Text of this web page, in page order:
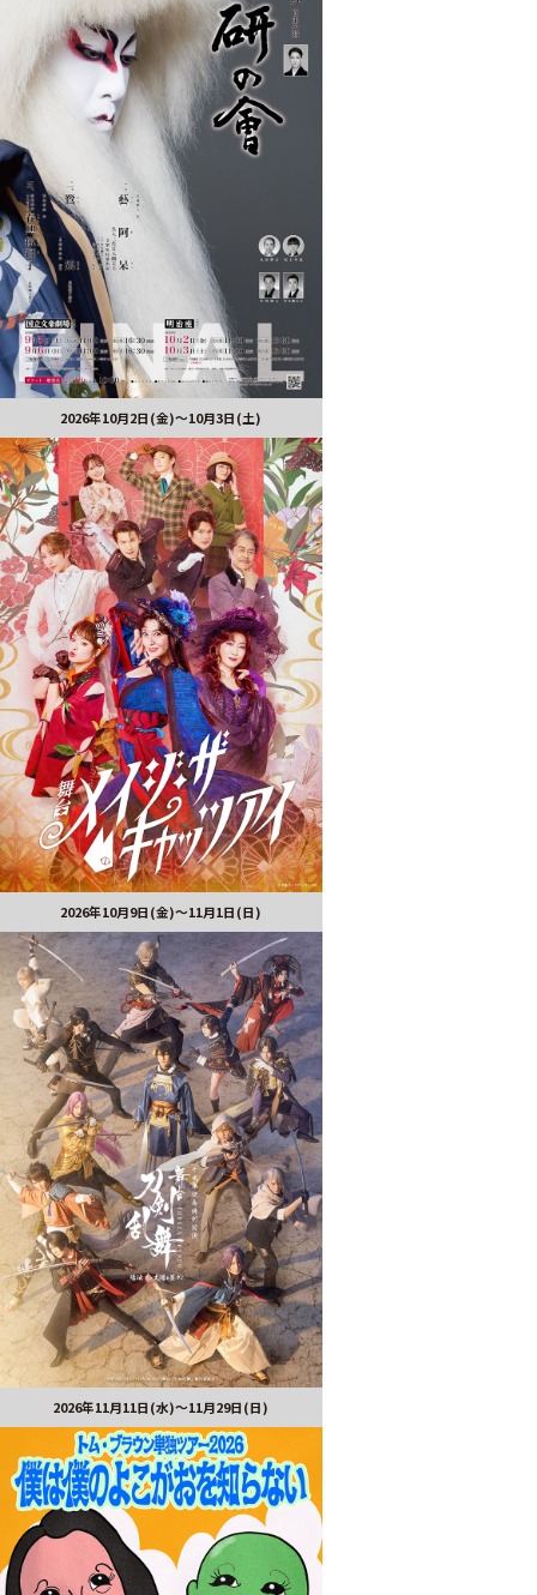
2026年10月2日(金)～10月3日(土)
2026年10月9日(金)～11月1日(日)
2026年11月11日(水)～11月29日(日)